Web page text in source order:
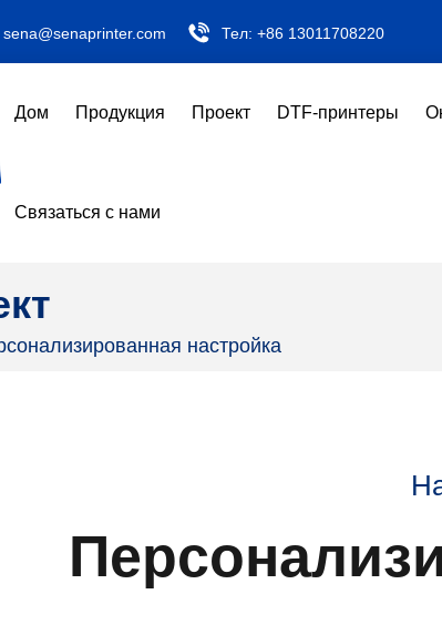
sena@senaprinter.com Тел: +86 13011708220
Дом Продукция Проект DTF-принтеры
Связаться с нами
настройка